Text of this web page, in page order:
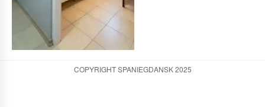
COPYRIGHT SPANIEGDANSK 2025